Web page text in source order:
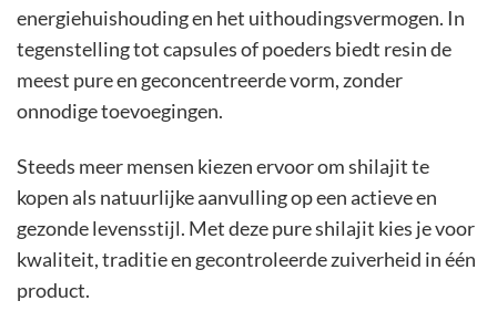
energiehuishouding en het uithoudingsvermogen. In
tegenstelling tot capsules of poeders biedt resin de
meest pure en geconcentreerde vorm, zonder
onnodige toevoegingen.
Steeds meer mensen kiezen ervoor om shilajit te
kopen als natuurlijke aanvulling op een actieve en
gezonde levensstijl. Met deze pure shilajit kies je voor
kwaliteit, traditie en gecontroleerde zuiverheid in één
product.